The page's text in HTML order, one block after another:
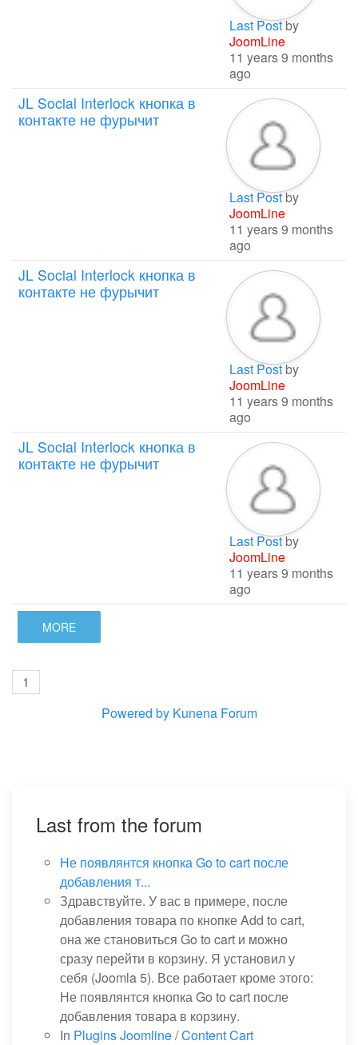
MORE
Last Postby
JoomLine
11 years 9 months
ago
JL Social Interlock кнопка в
контакте не фурычит
Last Postby
JoomLine
11 years 9 months
ago
JL Social Interlock кнопка в
контакте не фурычит
Last Postby
JoomLine
11 years 9 months
ago
JL Social Interlock кнопка в
контакте не фурычит
Last Postby
JoomLine
11 years 9 months
ago
1
Powered by Kunena Forum
Last from the forum
Не появлянтся кнопка Go to cart после
добавления т...
Здравствуйте. У вас в примере, после
добавления товара по кнопке Add to cart,
она же становиться Go to cart и можно
сразу перейти в корзину. Я установил у
себя (Joomla 5). Все работает кроме этого:
Не появлянтся кнопка Go to cart после
добавления товара в корзину.
In Plugins Joomline/Content Cart